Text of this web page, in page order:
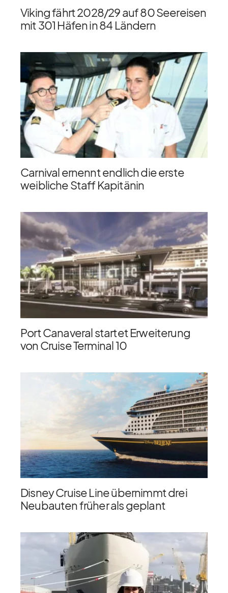
Viking fährt 2028/​29 auf 80 Seereisen
mit 301 Häfen in 84 Ländern
Carnival ernennt endlich die erste
weibliche Staff Kapitänin
Port Canaveral startet Erweiterung
von Cruise Terminal 10
Disney Cruise Line übernimmt drei
Neubauten früher als geplant